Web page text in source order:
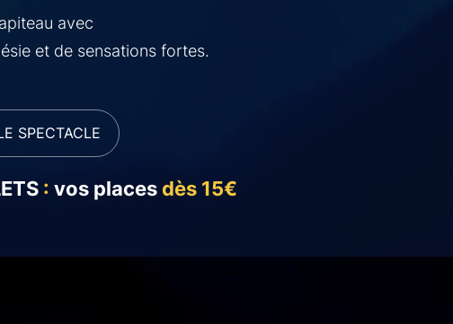
avec
et de sensations fortes.
SPECTACLE
: vos placesdès 15€